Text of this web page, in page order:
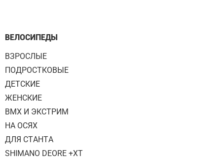
ВЕЛОСИПЕДЫ
ВЗРОСЛЫЕ
ПОДРОСТКОВЫЕ
ДЕТСКИЕ
ЖЕНСКИЕ
BMX И ЭКСТРИМ
НА ОСЯХ
ДЛЯ СТАНТА
SHIMANO DEORE +XT